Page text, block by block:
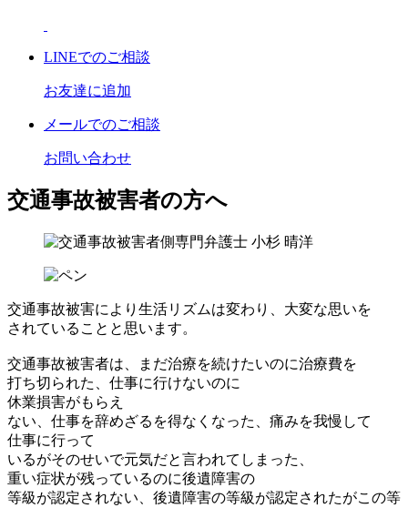
LINEでのご相談
お友達に追加
メールでのご相談
お問い合わせ
交通事故被害者の方へ
交通事故被害により生活リズムは変わり、大変な思いを
されていることと思います。
交通事故被害者は、まだ治療を続けたいのに治療費を
打ち切られた、仕事に行けないのに
休業損害がもらえ
ない、仕事を辞めざるを得なくなった、痛みを我慢して
仕事に行って
いるがそのせいで元気だと言われてしまった、
重い症状が残っているのに後遺障害の
等級が認定されない、後遺障害の等級が認定されたがこの等